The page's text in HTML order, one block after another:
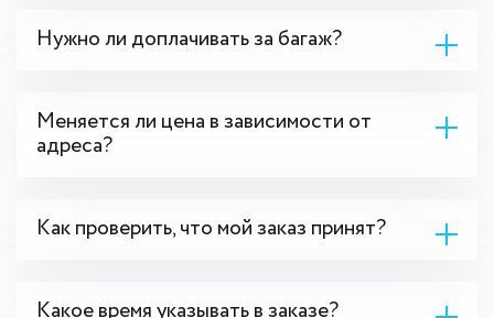
Нужно ли доплачивать за багаж?
Меняется ли цена в зависимости от
адреса?
Как проверить, что мой заказ принят?
Какое время указывать в заказе?